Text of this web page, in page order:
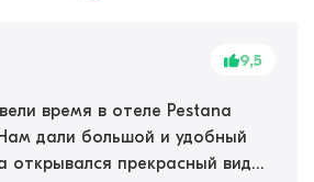
9,5
время в отеле Pestana
дали большой и удобный
открывался прекрасный вид